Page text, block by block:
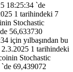
18:25:34 `de
1 tarihindeki 7
Stochastic
56,633730
için yılbaşından bu
1 tarihindeki
Stochastic
69,439072